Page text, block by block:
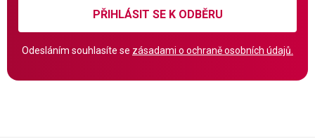
PŘIHLÁSIT SE K ODBĚRU
Odesláním souhlasíte se zásadami o ochraně osobních údajů.